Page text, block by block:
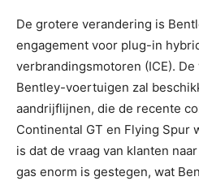
De grotere verandering is
engagement voor plug-in
verbrandingsmotoren (ICE).
Bentley-voertuigen zal
aandrijflijnen, die de recente
Continental GT en Flying Spur
is dat de vraag van klanten
gas enorm is gestegen, wat